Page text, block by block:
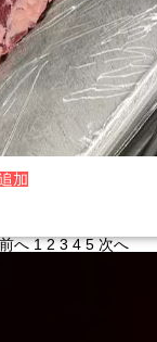
加
前へ 1 2 3 4 5 次へ